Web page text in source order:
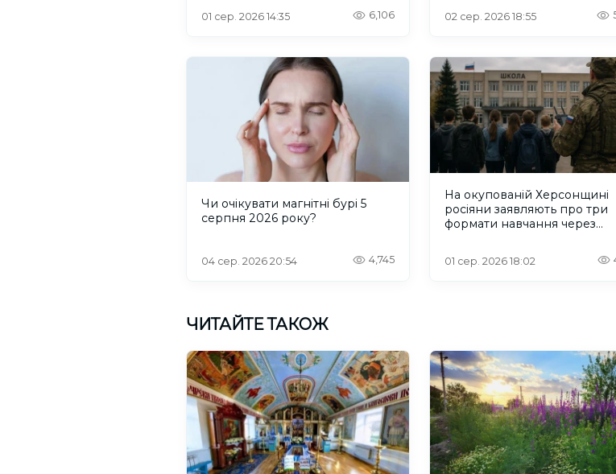
01 сер. 2026 14:35 6,106 02 сер. 2026 18:55
Чи очікувати магнітні бурі 5
серпня 2026 року?
04 сер. 2026 20:54 4,745
На окупованій Херсонщині
росіяни заявляють про три
формати навчання через
01 сер. 2026 18:02
ЧИТАЙТЕ ТАКОЖ